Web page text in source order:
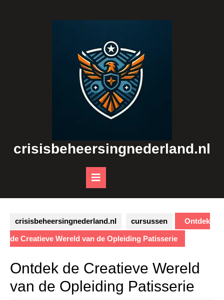
crisisbeheersingnederland.nl
Button
crisisbeheersingnederland.nl cursussen Ontdek
de Creatieve Wereld van de Opleiding Patisserie
Ontdek de Creatieve Wereld
van de Opleiding Patisserie